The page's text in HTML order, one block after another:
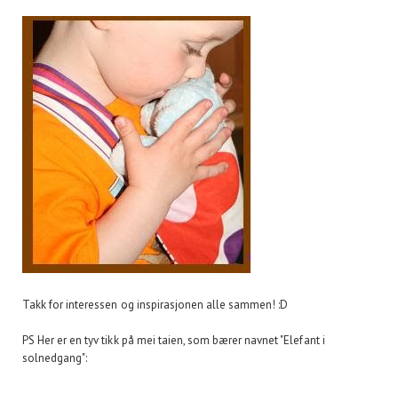
Takk for interessen og inspirasjonen alle sammen! :D
PS Her er en tyv tikk på mei taien, som bærer navnet "Elefant i
solnedgang":